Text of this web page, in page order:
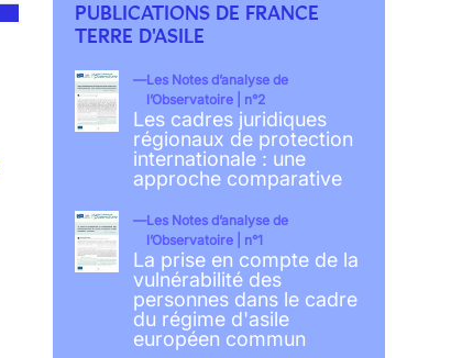
PUBLICATIONS DE FRANCE
TERRE D'ASILE
Les Notes d’analyse de
l’Observatoire | n°2
Les cadres juridiques
régionaux de protection
internationale : une
approche comparative
Les Notes d’analyse de
l’Observatoire | n°1
La prise en compte de la
vulnérabilité des
personnes dans le cadre
du régime d'asile
européen commun